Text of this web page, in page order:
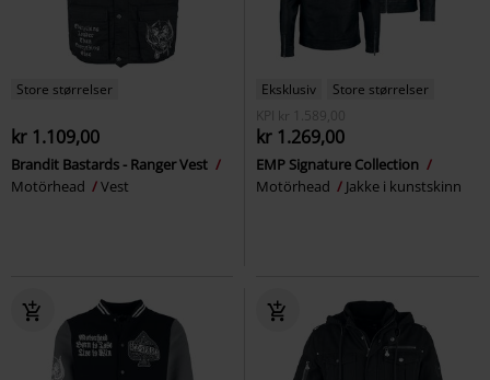
Store størrelser
kr 1.109,00
Brandit Bastards - Ranger Vest
Motörhead
Vest
Eksklusiv
Store størrelser
KPI
kr 1.589,00
kr 1.269,00
EMP Signature Collection
Motörhead
Jakke i kunstskinn